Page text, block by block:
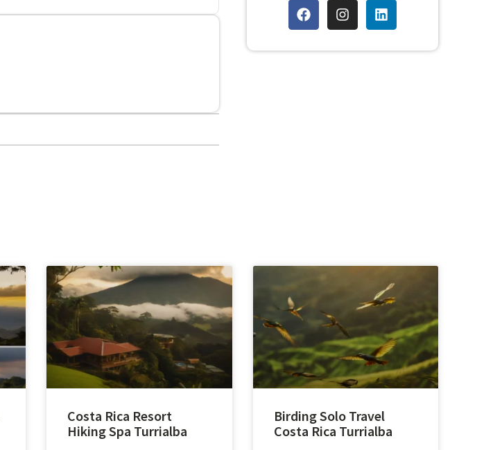
Costa Rica Resort
Hiking Spa Turrialba
Birding Solo Travel
Costa Rica Turrialba